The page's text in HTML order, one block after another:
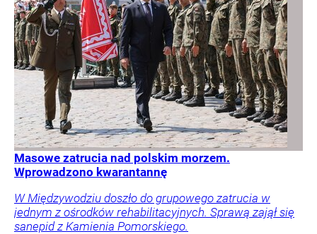
Masowe zatrucia nad polskim morzem.
Wprowadzono kwarantannę
W Międzywodziu doszło do grupowego zatrucia w
jednym z ośrodków rehabilitacyjnych. Sprawą zajął się
sanepid z Kamienia Pomorskiego.